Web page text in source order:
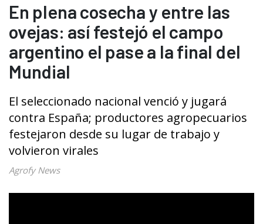
En plena cosecha y entre las
ovejas: así festejó el campo
argentino el pase a la final del
Mundial
El seleccionado nacional venció y jugará
contra España; productores agropecuarios
festejaron desde su lugar de trabajo y
volvieron virales
Agrofy News